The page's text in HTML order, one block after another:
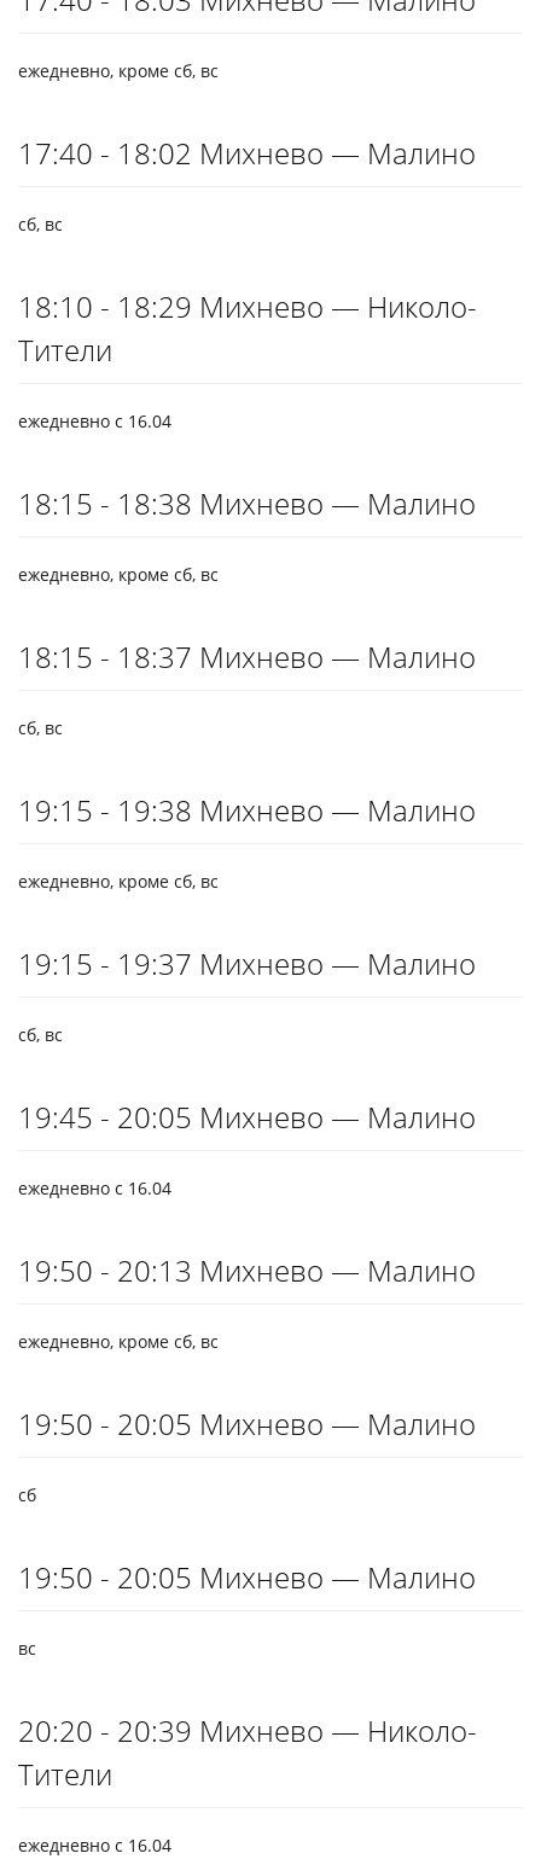
ежедневно, кроме сб, вс
17:40 - 18:02 Михнево — Малино
сб, вс
18:10 - 18:29 Михнево — Николо-
Тители
ежедневно с 16.04
18:15 - 18:38 Михнево — Малино
ежедневно, кроме сб, вс
18:15 - 18:37 Михнево — Малино
сб, вс
19:15 - 19:38 Михнево — Малино
ежедневно, кроме сб, вс
19:15 - 19:37 Михнево — Малино
сб, вс
19:45 - 20:05 Михнево — Малино
ежедневно с 16.04
19:50 - 20:13 Михнево — Малино
ежедневно, кроме сб, вс
19:50 - 20:05 Михнево — Малино
сб
19:50 - 20:05 Михнево — Малино
вс
20:20 - 20:39 Михнево — Николо-
Тители
ежедневно с 16.04